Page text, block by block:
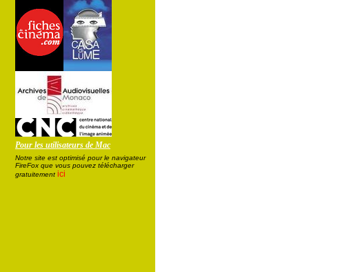
Pour les utilisateurs de Mac
Notre site est optimisé pour le navigateur
FireFox que vous pouvez télécharger
gratuitement ici